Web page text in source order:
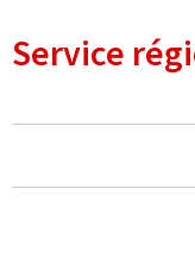
Service